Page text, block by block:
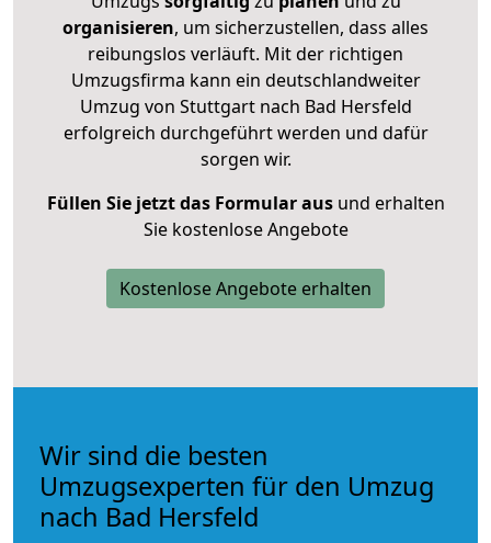
organisieren, um sicherzustellen, dass alles
reibungslos verläuft. Mit der richtigen
Umzugsfirma kann ein deutschlandweiter
Umzug von Stuttgart nach Bad Hersfeld
erfolgreich durchgeführt werden und dafür
sorgen wir.
Füllen Sie jetzt das Formular ausund erhalten
Sie kostenlose Angebote
Kostenlose Angebote erhalten
Wir sind die besten
Umzugsexperten für den Umzug
nach Bad Hersfeld